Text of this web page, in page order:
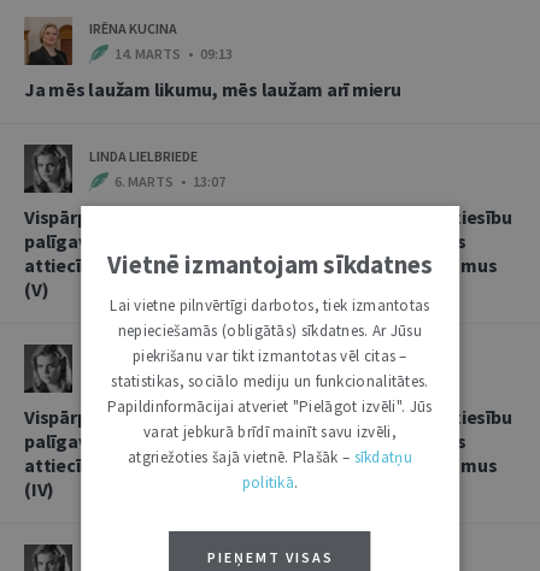
IRĒNA KUCINA
14. MARTS • 09:13
Ja mēs laužam likumu, mēs laužam arī mieru
LINDA LIELBRIEDE
6. MARTS • 13:07
Vispārpieņemtās starptautiskās banku prakses kā tiesību
palīgavota vieta un loma kredītiestāžu savstarpējās
attiecībās, sniedzot korespondentbanku pakalpojumus
(V)
LINDA LIELBRIEDE
20. FEBRUĀRIS • 11:13
Vispārpieņemtās starptautiskās banku prakses kā tiesību
palīgavota vieta un loma kredītiestāžu savstarpējās
attiecībās, sniedzot korespondentbanku pakalpojumus
(IV)
Vietnē izmantojam sīkdatnes
Lai vietne pilnvērtīgi darbotos, tiek izmantotas
nepieciešamās (obligātās) sīkdatnes. Ar Jūsu
piekrišanu var tikt izmantotas vēl citas –
statistikas, sociālo mediju un funkcionalitātes.
Papildinformācijai atveriet "Pielāgot izvēli". Jūs
varat jebkurā brīdī mainīt savu izvēli,
atgriežoties šajā vietnē. Plašāk – sīkdatņu
politikā.
PIEŅEMT VISAS